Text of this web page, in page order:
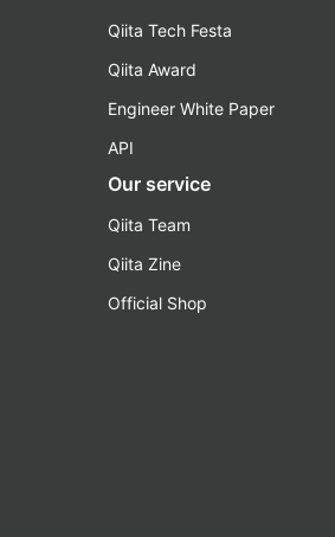
Qiita Tech Festa
Qiita Award
Engineer White Paper
API
Our service
Qiita Team
Qiita Zine
Official Shop